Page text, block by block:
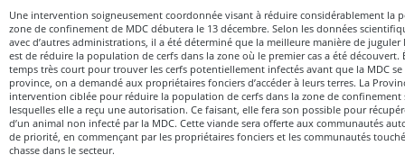
Une intervention soigneusement coordonnée visant à réduire considérablement la
zone de confinement de MDC débutera le 13 décembre. Selon les données
avec d’autres administrations, il a été déterminé que la meilleure manière de
est de réduire la population de cerfs dans la zone où le premier cas a été découvert.
temps très court pour trouver les cerfs potentiellement infectés avant que la MDC
province, on a demandé aux propriétaires fonciers d’accéder à leurs terres. La
intervention ciblée pour réduire la population de cerfs dans la zone de confinement
lesquelles elle a reçu une autorisation. Ce faisant, elle fera son possible pour
d’un animal non infecté par la MDC. Cette viande sera offerte aux communautés
de priorité, en commençant par les propriétaires fonciers et les communautés
chasse dans le secteur.